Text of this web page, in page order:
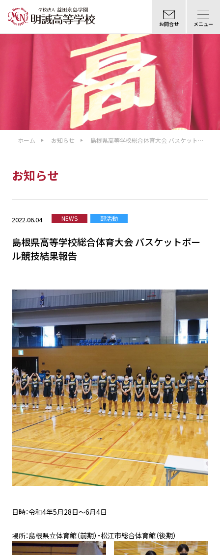
お問合せ メニュー
ホーム お知らせ
島根県高等学校総合体育大会 バスケットボ
お知らせ
2022.06.04 NEWS 部活動
島根県高等学校総合体育大会 バスケットボー
ル競技結果報告
日時：令和4年5月28日～6月4日
場所：島根県立体育館（前期）・松江市総合体育館（後期）